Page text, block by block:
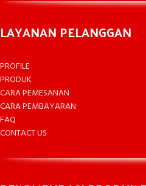
LAYANAN PELANGGAN
PROFILE
PRODUK
CARA PEMESANAN
CARA PEMBAYARAN
FAQ
CONTACT US